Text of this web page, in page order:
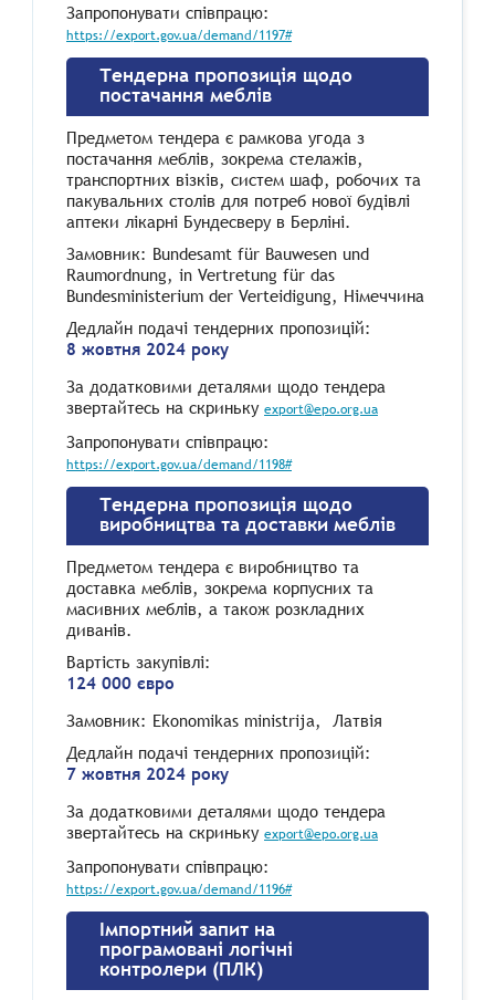
Запропонувати співпрацю:
https://export.gov.ua/demand/1197#
Тендерна пропозиція щодо
постачання меблів
Предметом тендера є рамкова угода з
постачання меблів, зокрема стелажів,
транспортних візків, систем шаф, робочих та
пакувальних столів для потреб нової будівлі
аптеки лікарні Бундесверу в Берліні.
Замовник: Bundesamt für Bauwesen und
Raumordnung, in Vertretung für das
Bundesministerium der Verteidigung, Німеччина
Дедлайн подачі тендерних пропозицій:
8 жовтня 2024 року
За додатковими деталями щодо тендера
звертайтесь на скриньку export@epo.org.ua
Запропонувати співпрацю:
https://export.gov.ua/demand/1198#
Тендерна пропозиція щодо
виробництва та доставки меблів
Предметом тендера є виробництво та
доставка меблів, зокрема корпусних та
масивних меблів, а також розкладних
диванів.
Вартість закупівлі:
124 000 євро
Замовник: Ekonomikas ministrija, Латвія
Дедлайн подачі тендерних пропозицій:
7 жовтня 2024 року
За додатковими деталями щодо тендера
звертайтесь на скриньку export@epo.org.ua
Запропонувати співпрацю:
https://export.gov.ua/demand/1196#
Імпортний запит на
програмовані логічні
контролери (ПЛК)